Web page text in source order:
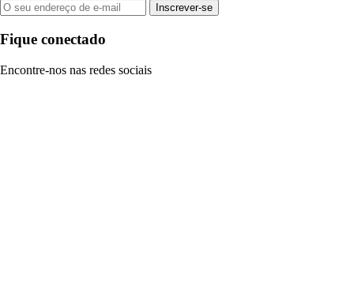
Inscrever-se
Fique conectado
Encontre-nos nas redes sociais